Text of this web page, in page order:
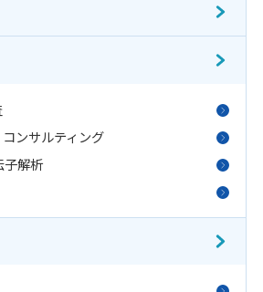
ンサルティング
子解析